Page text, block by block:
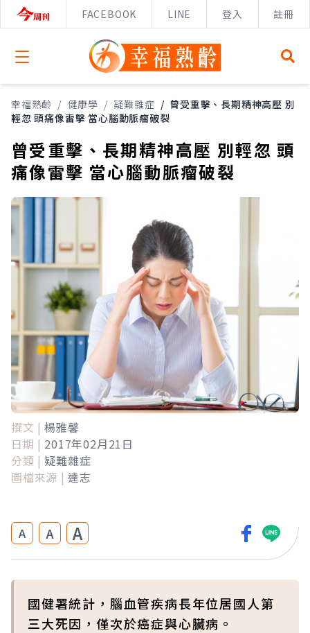
FACEBOOK LINE 登入 註冊
Open menu
幸福熟齡 / 健康學 / 疑難雜症 / 曾受重擊、長期精神高壓 別
輕忽 頭痛像雷擊 當心腦動脈瘤破裂
曾受重擊、長期精神高壓 別輕忽 頭
痛像雷擊 當心腦動脈瘤破裂
撰文 | 楊雅馨
日期 | 2017年02月21日
分類 | 疑難雜症
圖檔來源 | 達志
A A A
國健署統計，腦血管疾病長年位居國人第
三大死因，僅次於癌症與心臟病。